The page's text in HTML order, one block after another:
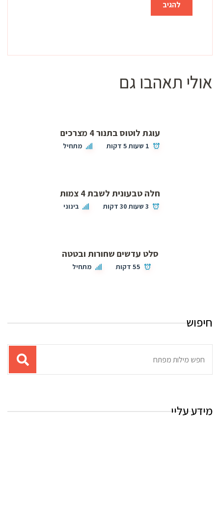
אולי תאהבו גם
עוגת לוטוס בתנור 4 מצרכים
1 שעות 5 דקות מתחיל
חלה טבעונית לשבת 4 צמות
3 שעות 30 דקות בינוני
סלט עדשים שחורות ובטטה
55 דקות מתחיל
חיפוש
עבור
מידע עליי